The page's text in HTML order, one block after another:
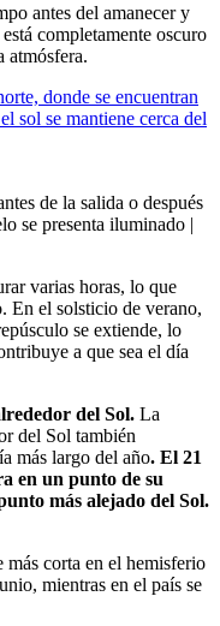
antes del amanecer y
completamente oscuro
atmósfera.
donde se encuentran
sol se mantiene cerca del
de la salida o después
se presenta iluminado |
varias horas, lo que
En el solsticio de verano,
se extiende, lo
a que sea el día
del Sol. La
del Sol también
más largo del año. El 21
en un punto de su
más alejado del Sol.
corta en el hemisferio
mientras en el país se